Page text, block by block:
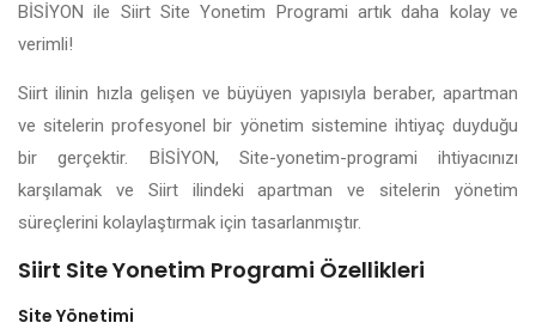
BİSİYON ile Siirt Site Yonetim Programi artık daha kolay ve
verimli!
Siirt ilinin hızla gelişen ve büyüyen yapısıyla beraber, apartman
ve sitelerin profesyonel bir yönetim sistemine ihtiyaç duyduğu
bir gerçektir. BİSİYON, Site-yonetim-programi ihtiyacınızı
karşılamak ve Siirt ilindeki apartman ve sitelerin yönetim
süreçlerini kolaylaştırmak için tasarlanmıştır.
Siirt Site Yonetim Programi Özellikleri
Site Yönetimi